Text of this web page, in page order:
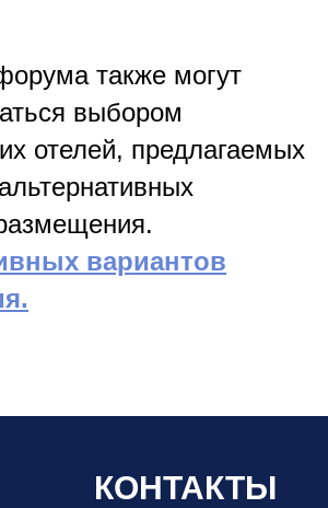
также могут
выбором
отелей, предлагаемых
вариантов
КОНТАКТЫ